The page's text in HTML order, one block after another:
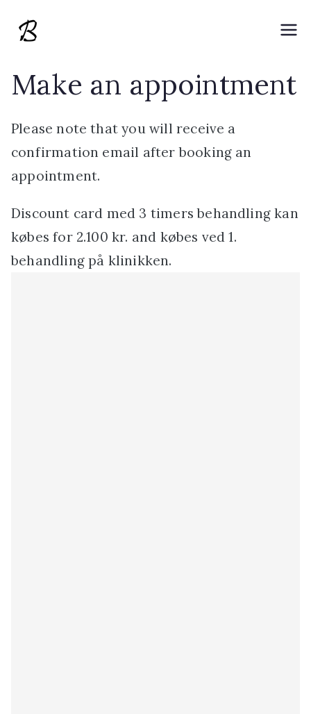
Physiotherapy
Make an appointment
Please note that you will receive a
confirmation email after booking an
appointment.
Discount card med 3 timers behandlingkan
købes for 2.100 kr. and købes ved 1.
behandling på klinikken.